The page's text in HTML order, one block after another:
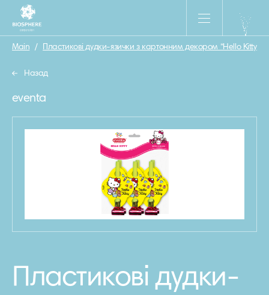
Main / Пластикові дудки-язички з картонним декором “Hello Kitty”
Назад
eventa
Пластикові дудки-